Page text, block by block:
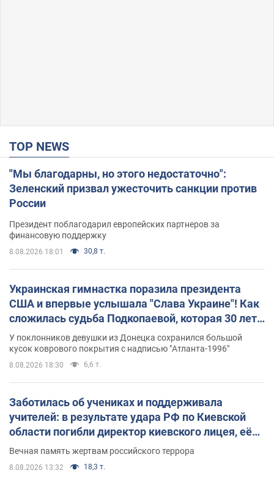
TOP NEWS
"Мы благодарны, но этого недостаточно":
Зеленский призвал ужесточить санкции против
России
Президент поблагодарил европейских партнеров за
финансовую поддержку
8.08.2026 18:01 30,8 т.
Украинская гимнастка поразила президента
США и впервые услышала "Слава Украине"! Как
сложилась судьба Подкопаевой, которая 30 лет
назад завоевала "золото" Олимпиады
У поклонников девушки из Донецка сохранился большой
кусок коврового покрытия с надписью "Атланта-1996"
8.08.2026 18:30 6,6 т.
Заботилась об учениках и поддерживала
учителей: в результате удара РФ по Киевской
области погибли директор киевского лицея, её
муж и внук
Вечная память жертвам российского террора
8.08.2026 13:32 18,3 т.